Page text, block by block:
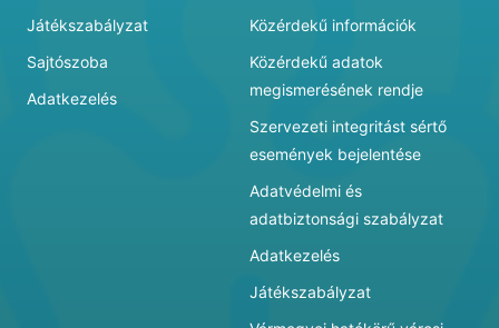
Játékszabályzat
Sajtószoba
Adatkezelés
Közérdekű információk
Közérdekű adatok
megismerésének rendje
Szervezeti integritást sértő
események bejelentése
Adatvédelmi és
adatbiztonsági szabályzat
Adatkezelés
Játékszabályzat